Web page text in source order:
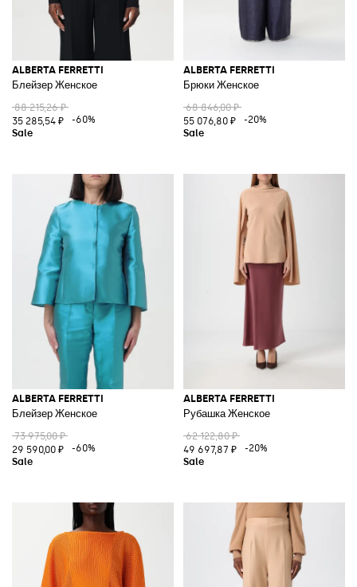
ALBERTA FERRETTI
Блейзер Женское
88 215,26 ₽
35 285,54 ₽
-60%
ALBERTA FERRETTI
Брюки Женское
68 846,00 ₽
55 076,80 ₽
-20%
ALBERTA FERRETTI
Блейзер Женское
73 975,00 ₽
29 590,00 ₽
-60%
ALBERTA FERRETTI
Рубашка Женское
62 122,80 ₽
49 697,87 ₽
-20%